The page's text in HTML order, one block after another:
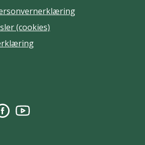
(cookies)